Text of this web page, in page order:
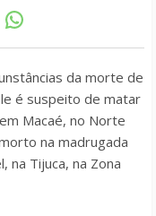
da morte de
é suspeito de matar
Macaé, no Norte
na madrugada
na Tijuca, na Zona